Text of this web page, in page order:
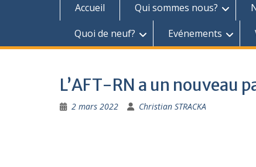
Accueil Qui sommes nous?
Quoi de neuf?
Evénements
L’AFT-RN a un nouveau
2 mars 2022 Christian STRACKA